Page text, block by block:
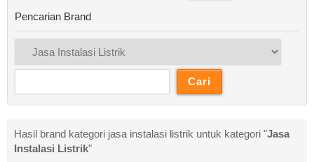
Pencarian Brand
Hasil brand kategori jasa instalasi listrik untuk kategori "Jasa
Instalasi Listrik"